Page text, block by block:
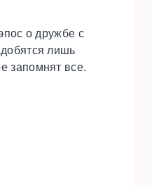
о дружбе с
лишь
запомнят все.